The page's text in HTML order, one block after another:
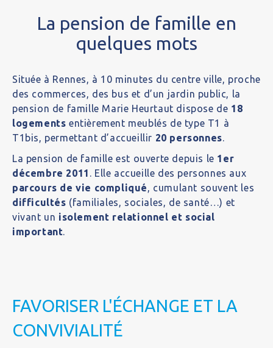
La pension de famille en
quelques mots
Située à Rennes, à 10 minutes du centre ville, proche
des commerces, des bus et d’un jardin public, la
pension de famille Marie Heurtaut dispose de 18
logements entièrement meublés de type T1 à
T1bis, permettant d’accueillir 20 personnes.
La pension de famille est ouverte depuis le 1er
décembre 2011 . Elle accueille des personnes aux
parcours de vie compliqué, cumulant souvent les
difficultés (familiales, sociales, de santé…) et
vivant un isolement relationnel et social
important.
FAVORISER L'ÉCHANGE ET LA
CONVIVIALITÉ